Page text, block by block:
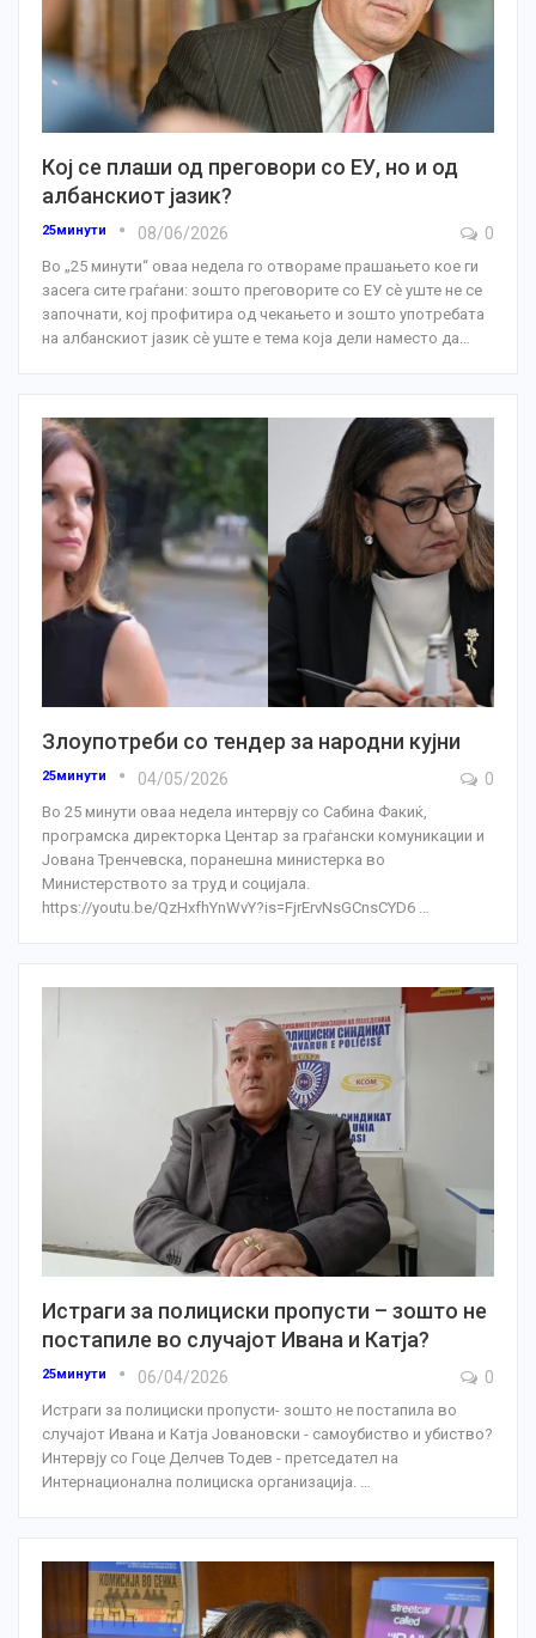
Кој се плаши од преговори со ЕУ, но и од
албанскиот јазик?
25минути 08/06/2026 0
Во „25 минути“ оваа недела го отвораме прашањето кое ги
засега сите граѓани: зошто преговорите со ЕУ сè уште не се
започнати, кој профитира од чекањето и зошто употребата
на албанскиот јазик сè уште е тема која дели наместо да
Злоупотреби со тендер за народни кујни
25минути 04/05/2026 0
Во 25 минути оваа недела интервју со Сабина Факиќ,
програмска директорка Центар за граѓански комуникации и
Јована Тренчевска, поранешна министерка во
Министерството за труд и социјала.
https://youtu.be/QzHxfhYnWvY?is=FjrErvNsGCnsCYD6
Истраги за полициски пропусти – зошто не
постапилe во случајот Ивана и Катја?
25минути 06/04/2026 0
Истраги за полициски пропусти- зошто не постапила во
случајот Ивана и Катја Јовановски - самоубиство и убиство?
Интервју со Гоце Делчев Тодев - претседател на
Интернационална полициска организација.